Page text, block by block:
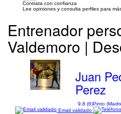
Contrata con confianza
Lee opiniones y consulta perfiles para
Entrenador
Valdemoro |
Juan
Perez
9,8 (6)Pinto
Email validado